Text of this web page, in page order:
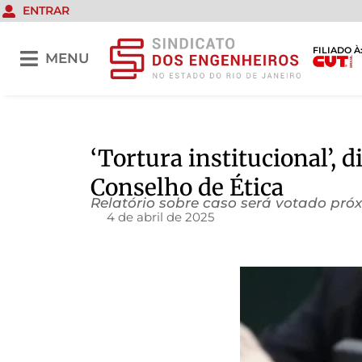
ENTRAR
MENU
FILIADO À:
‘Tortura institucional’,
Conselho de Ética
Relatório sobre caso será votado
4 de abril de 2025